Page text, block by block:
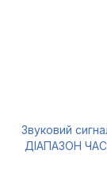
Звуковий
ДІАПАЗОН